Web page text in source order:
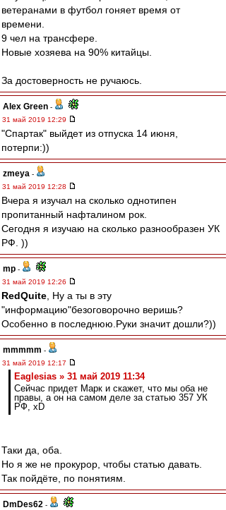
ветеранами в футбол гоняет время от
времени.
9 чел на трансфере.
Новые хозяева на 90% китайцы.
За достоверность не ручаюсь.
Alex Green -
31 май 2019 12:29
"Спартак" выйдет из отпуска 14 июня,
потерпи:))
zmeya -
31 май 2019 12:28
Вчера я изучал на сколько однотипен
пропитанный нафталином рок.
Сегодня я изучаю на сколько разнообразен УК
РФ. ))
mp -
31 май 2019 12:26
RedQuite , Ну а ты в эту
"информацию"безоговорочно веришь?
Особенно в последнюю.Руки значит дошли?))
mmmmm -
31 май 2019 12:17
Eaglesias » 31 май 2019 11:34
Сейчас придет Марк и скажет, что мы оба не
правы, а он на самом деле за статью 357 УК
РФ, xD
Таки да, оба.
Но я же не прокурор, чтобы статью давать.
Так пойдёте, по понятиям.
DmDes62 -